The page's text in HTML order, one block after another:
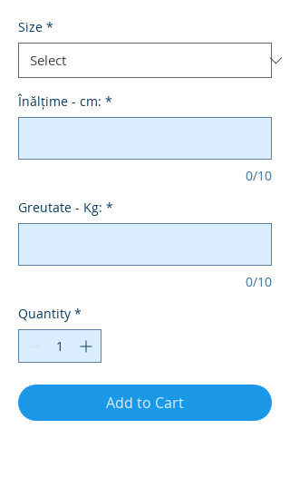
Size *
Înălțime - cm: *
0/10
Greutate - Kg: *
0/10
Quantity *
Add to Cart